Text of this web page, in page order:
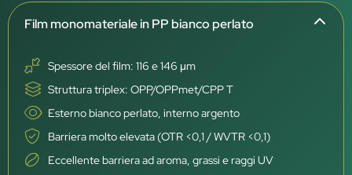
Film monomateriale in PP bianco perlato
Spessore del film: 116 e 146 μm
Struttura triplex: OPP/OPPmet/CPP T
Esterno bianco perlato, interno argento
Barriera molto elevata (OTR <0,1 / WVTR <0,1)
Eccellente barriera ad aroma, grassi e raggi UV